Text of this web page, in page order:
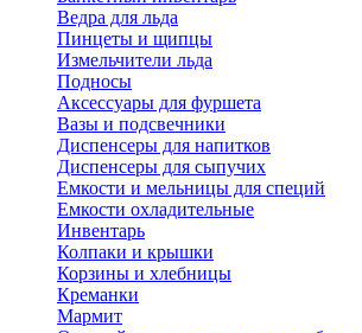
Ведра для льда
Пинцеты и щипцы
Измельчители льда
Подносы
Аксессуары для фуршета
Вазы и подсвечники
Диспенсеры для напитков
Диспенсеры для сыпучих
Емкости и мельницы для специй
Емкости охладительные
Инвентарь
Колпаки и крышки
Корзины и хлебницы
Креманки
Мармит